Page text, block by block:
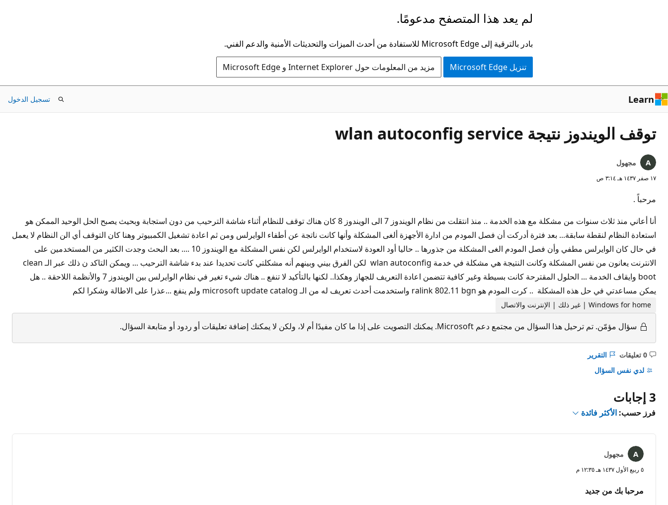
لم يعد هذا المتصفح مدعومًا.
بادر بالترقية إلى Microsoft Edge للاستفادة من أحدث الميزات والتحديثات الأمنية والدعم الفني.
تنزيل Microsoft Edge مزيد من المعلومات حول Internet Explorer و Microsoft Edge
Learn تسجيل الدخول
توقف الويندوز نتيجة wlan autoconfig service
مجهول
١٧ صفر ١٤٣٧ هـ ٣:١٤ ص
مرحباً .
أنا أعاني منذ ثلاث سنوات من مشكلة مع هذه الخدمة .. منذ انتقلت من نظام الويندوز 7 الى الويندوز 8 كان هناك توقف للنظام أثناء شاشة الترحيب من دون استجابة وبحيث يصبح الحل الوحيد الممكن هو
استعادة النظام لنقطة سابقة... بعد فترة أدركت أن فصل المودم من ادارة الأجهزة ألغى المشكلة وأنها كانت ناتجة عن أطفاء الوايرلس ومن ثم اعادة تشغيل الكمبيوتر وهنا كان التوقف أي الن النظام لا يعمل
في حال كان الوايرلس مطفي وأن فصل المودم الغى المشكلة من جذورها .. حاليا أود العودة لاستخدام الوايرلس لكن نفس المشكلة مع الويندوز 10 .... بعد البحث وجدت الكثير من المستخدمين على
الانترنت يعانون من نفس المشكلة وكانت النتيجة هي مشكلة في خدمة wlan autoconfig لكن الفرق بيني وبينهم أنه مشكلتي كانت تحديدا عند بدء شاشة الترحيب ... ويمكن التاكد ن ذلك عبر الـ clean
boot وايقاف الخدمة ... الحلول المقترحة كانت بسيطة وغير كافية تتضمن اعادة التعريف للجهاز وهكذا.. لكنها بالتأكيد لا تنفع .. هناك شيء تغير في نظام الوايرلس بين الويندوز 7 والأنظمة اللاحقة .. هل
يمكن مساعدتي في حل هذه المشكلة .. كرت المودم هو ralink 802.11 bgn واستخدمت أحدث تعريف له من الـ microsoft update catalog ولم ينفع ...عذرا على الاطالة وشكرا لكم
Windows for home | غير ذلك | الإنترنت والاتصال
سؤال مؤمّن. تم ترحيل هذا السؤال من مجتمع دعم Microsoft. يمكنك التصويت على إذا ما كان مفيدًا أم لا، ولكن لا يمكنك إضافة تعليقات أو ردود أو متابعة السؤال.
0 تعليقات ليست
هناك
التقرير
لدي نفس السؤال
3 إجابات
فرز حسب: الأكثر فائدة
مجهول
٥ ربيع الأول ١٤٣٧ هـ ١٢:٣٥ م
مرحبا بك من جديد